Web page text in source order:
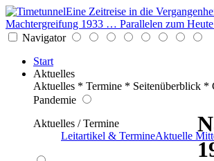
Eine Zeitreise in die
Machtergreifung 1933 … Parallelen zum Heute
Navigator
Start
Aktuelles
Aktuelles * Termine * Seitenüberblick *
Pandemie
Aktuelles / Termine
Leitartikel & TermineAktuelle